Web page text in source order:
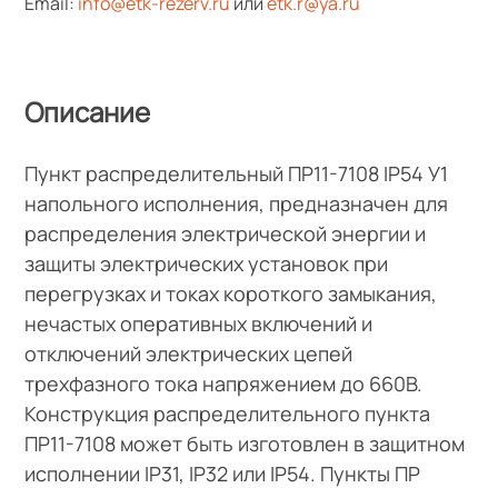
Описание
Пункт распределительный ПР11-7108 IP54 У1
напольного исполнения, предназначен для
распределения электрической энергии и
защиты электрических установок при
перегрузках и токах короткого замыкания,
нечастых оперативных включений и
отключений электрических цепей
трехфазного тока напряжением до 660В.
Конструкция распределительного пункта
ПР11-7108 может быть изготовлен в защитном
исполнении IP31, IP32 или IP54. Пункты ПР